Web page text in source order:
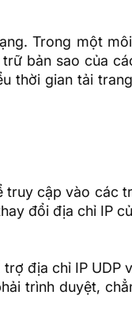
Trong một
bản sao của
thời gian tải
truy cập vào các
đổi địa chỉ IP
địa chỉ IP UDP
trình duyệt,